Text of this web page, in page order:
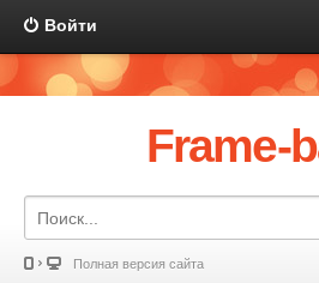
Войти
Frame-
Полная версия сайта